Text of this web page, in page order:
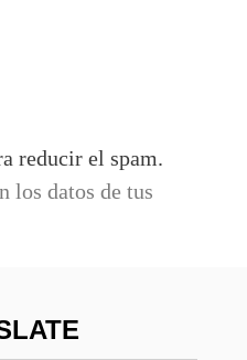
reducir el spam.
los datos de tus